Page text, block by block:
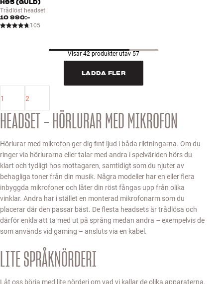
H95 (GULD)
Trådlöst headset
10 990:-
105
Visar 42 produkter utav 57
LADDA FLER
1 2
HEADSET – HÖRLURAR MED MIKROFON
Hörlurar med mikrofon ger dig fint ljud i båda riktningarna. Om du
ringer via hörlurarna eller talar med andra i spelvärlden hörs du
klart och tydligt hos mottagaren, samtidigt som du njuter av
behagliga toner från din musik. Några modeller har en eller flera
inbyggda mikrofoner och låter din röst fångas upp från olika
vinklar. Andra har i stället en monterad mikrofonarm som du
placerar där den passar bäst. De flesta headsets är trådlösa och
därför enkla att ta med ut på språng medan andra – exempelvis de
som används vid gaming – ansluts via en kabel.
LITE SPRÅKNÖRDERI
Låt oss börja med lite nörderi om vad vi kallar de olika apparaterna.